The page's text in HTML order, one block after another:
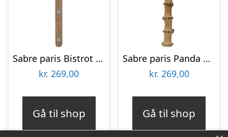
Sabre paris Bistrot Teak kagespade 27 cm, teak
kr. 269,00
Gå til shop
Sabre paris Panda kagespade 27 cm, bamboo light
kr. 269,00
Gå til shop